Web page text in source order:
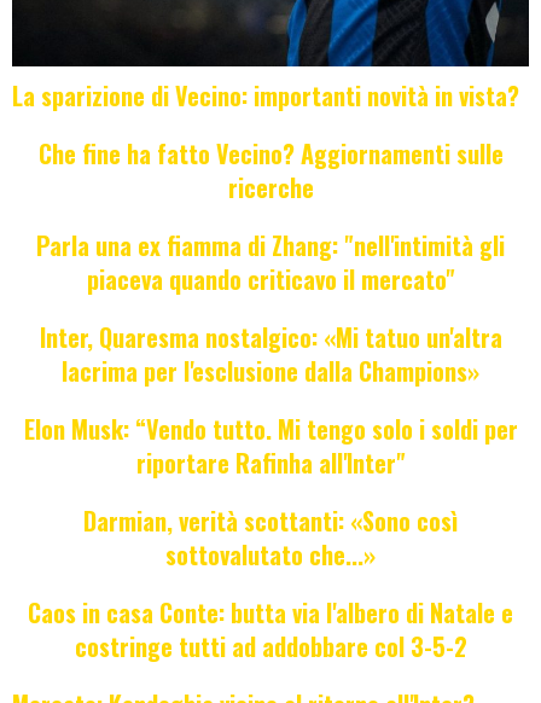
La sparizione di Vecino: importanti novità in vista?
Che fine ha fatto Vecino? Aggiornamenti sulle
ricerche
Parla una ex fiamma di Zhang: "nell'intimità gli
piaceva quando criticavo il mercato"
Inter, Quaresma nostalgico: «Mi tatuo un'altra
lacrima per l'esclusione dalla Champions»
Elon Musk: “Vendo tutto. Mi tengo solo i soldi per
riportare Rafinha all'Inter"
Darmian, verità scottanti: «Sono così
sottovalutato che...»
Caos in casa Conte: butta via l'albero di Natale e
costringe tutti ad addobbare col 3-5-2